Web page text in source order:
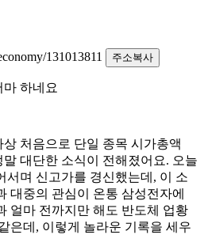
131013811
주소복사
처음으로 단일 종목 시가총액
대단한 소식이 전해졌어요. 오늘
서며 신고가를 경신했는데, 이 소
대중의 관심이 온통 삼성전자에
얼마 전까지만 해도 반도체 업황
은데, 이렇게 놀라운 기록을 세우